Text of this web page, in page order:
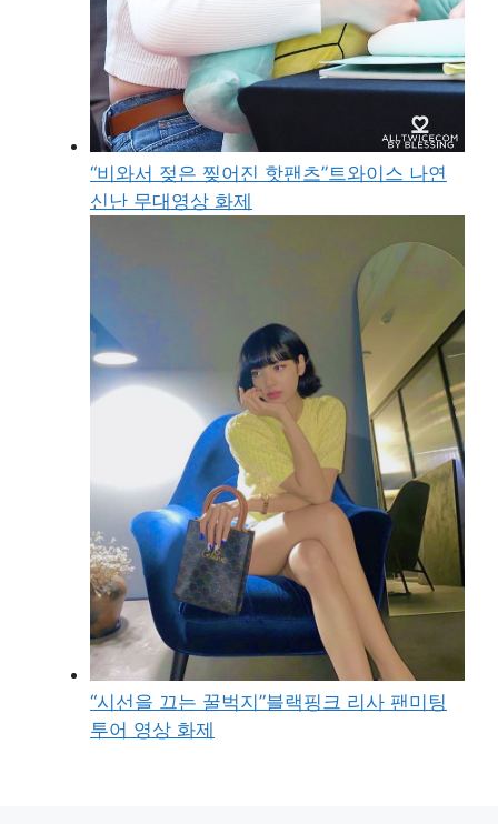
“비와서 젖은 찢어진 핫팬츠”트와이스 나연
신난 무대영상 화제
“시선을 끄는 꿀벅지”블랙핑크 리사 팬미팅
투어 영상 화제